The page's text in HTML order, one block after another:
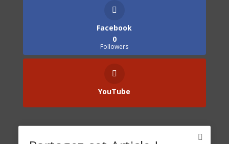
Facebook
0
Followers
YouTube